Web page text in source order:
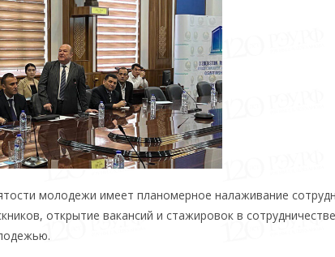
молодежи имеет планомерное налаживание
открытие вакансий и стажировок в